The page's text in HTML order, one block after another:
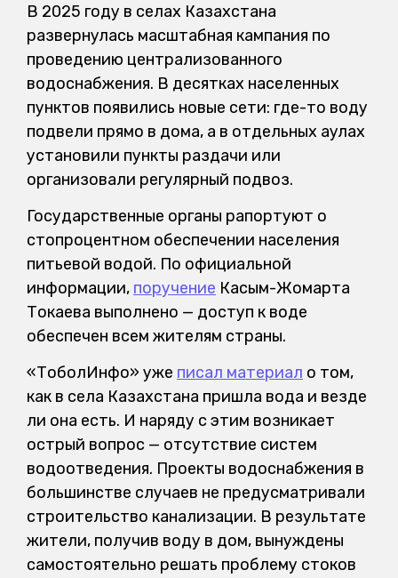
В 2025 году в селах Казахстана
развернулась масштабная кампания по
проведению централизованного
водоснабжения. В десятках населенных
пунктов появились новые сети: где-то воду
подвели прямо в дома, а в отдельных аулах
установили пункты раздачи или
организовали регулярный подвоз.
Государственные органы рапортуют о
стопроцентном обеспечении населения
питьевой водой. По официальной
информации, поручение Касым-Жомарта
Токаева выполнено — доступ к воде
обеспечен всем жителям страны.
«ТоболИнфо» уже писал материал о том,
как в села Казахстана пришла вода и везде
ли она есть. И наряду с этим возникает
острый вопрос — отсутствие систем
водоотведения. Проекты водоснабжения в
большинстве случаев не предусматривали
строительство канализации. В результате
жители, получив воду в дом, вынуждены
самостоятельно решать проблему стоков